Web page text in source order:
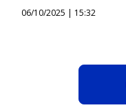
06/10/2025 | 15:32